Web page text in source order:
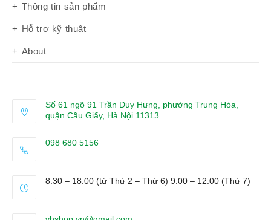
Thông tin sản phẩm
Hỗ trợ kỹ thuật
About
Số 61 ngõ 91 Trần Duy Hưng, phường Trung Hòa,
quận Cầu Giấy, Hà Nội 11313
098 680 5156
your
8:30 – 18:00 (từ Thứ 2 – Thứ 6) 9:00 – 12:00 (Thứ 7)